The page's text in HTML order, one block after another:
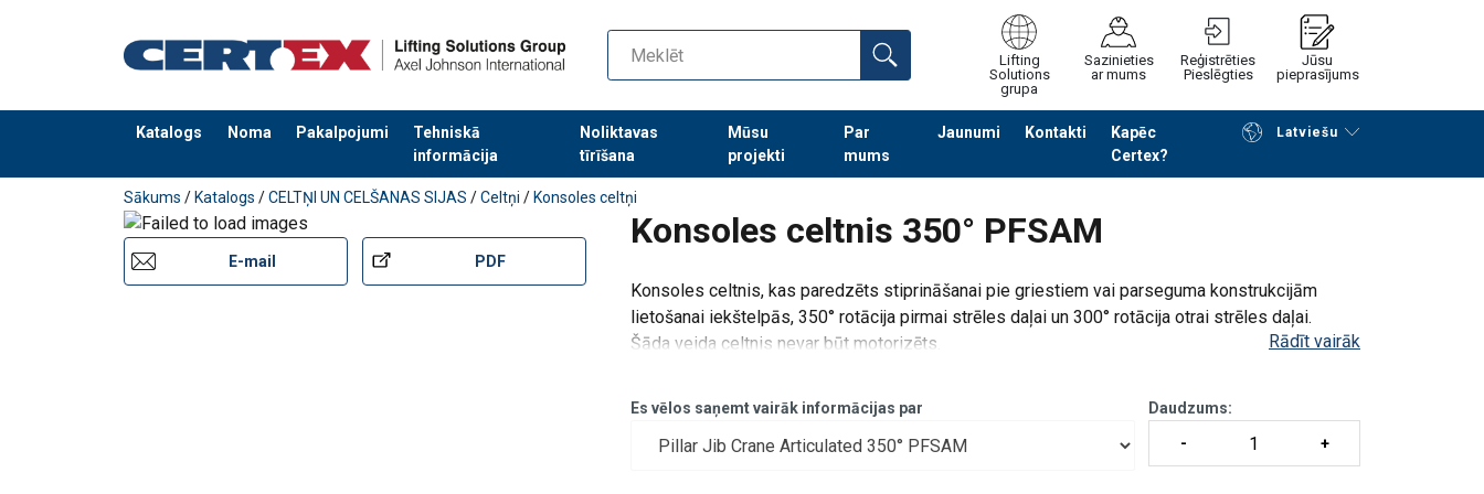
Lifting
Solutions
grupa
Sazinieties
ar mums
Reģistrēties
Pieslēgties
Jūsu
pieprasījums
Katalogs Noma Pakalpojumi
Tehniskā
informācija
Noliktavas
tīrīšana
Mūsu
projekti
Par
mums
Jaunumi Kontakti
Kapēc
Certex?
Latviešu
Pievienots jūsu pasūtījumam Turpināt meklēt preces Noformēt piedāvājuma pieprasījumu
Sākums / Katalogs /CELTŅI UN CELŠANAS SIJAS /Celtņi / Konsoles celtņi
Konsoles celtnis 350° PFSAM
E-mail PDF
Konsoles celtnis, kas paredzēts stiprināšanai pie griestiem vai parseguma konstrukcijām
lietošanai iekštelpās, 350° rotācija pirmai strēles daļai un 300° rotācija otrai strēles daļai.
Šāda veida celtnis nevar būt motorizēts.
Rādīt vairāk
Es vēlos saņemt vairāk informācijas par Daudzums:
Pārklājums:
500 kg • •
1000 kg •